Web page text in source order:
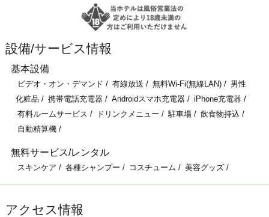
設備/サービス情報
基本設備
ビデオ・オン・デマンド 有線放送 無料Wi-Fi(無線LAN)
男性
化粧品
携帯電話充電器 Androidスマホ充電器
iPhone充電器
有料ルームサービス
ドリンクメニュー 駐車場
飲食物持込
自動精算機
無料サービス/レンタル
スキンケア 各種シャンプー コスチューム 美容グッズ
アクセス情報